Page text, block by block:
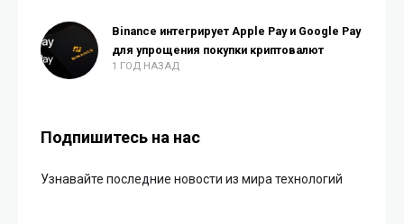
Binance интегрирует Apple Pay и Google Pay
для упрощения покупки криптовалют
1 ГОД НАЗАД
Подпишитесь на нас
Узнавайте последние новости из мира технологий